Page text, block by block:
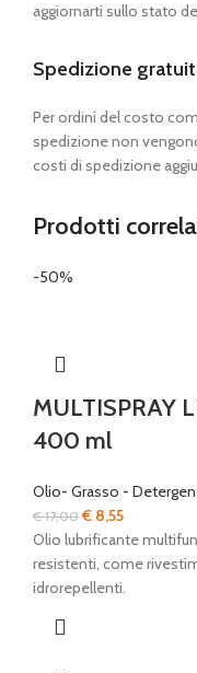
aggiornarti sullo stato
Spedizione
Per ordini del costo
spedizione non
costi di spedizione
Prodotti
-50%
MULTISPRAY
400 ml
Olio- Grasso -
€17,00Il
prezzo
originale
era:
€ 8,55Il
prezzo
attuale
Olio lubrificante
resistenti, come
idrorepellenti.